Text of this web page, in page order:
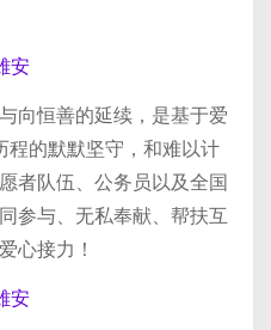
向恒善的延续，是基于爱
的默默坚守，和难以计
者队伍、公务员以及全国
参与、无私奉献、帮扶互
心接力！